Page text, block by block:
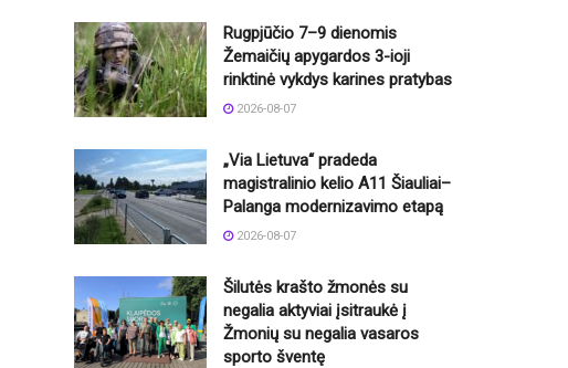
Rugpjūčio 7–9 dienomis
Žemaičių apygardos 3-ioji
rinktinė vykdys karines pratybas
2026-08-07
„Via Lietuva“ pradeda
magistralinio kelio A11 Šiauliai–
Palanga modernizavimo etapą
2026-08-07
Šilutės krašto žmonės su
negalia aktyviai įsitraukė į
Žmonių su negalia vasaros
sporto šventę